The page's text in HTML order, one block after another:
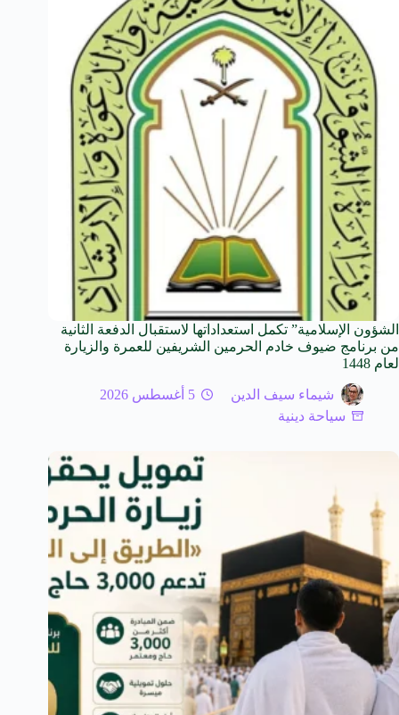
الشؤون الإسلامية” تكمل استعداداتها لاستقبال الدفعة الثانية
من برنامج ضيوف خادم الحرمين الشريفين للعمرة والزيارة
لعام 1448
شيماء سيف الدين
5 أغسطس 2026
سياحة دينية